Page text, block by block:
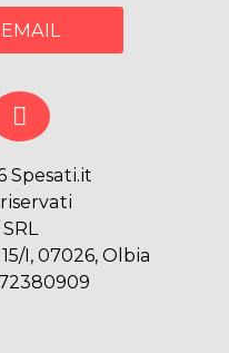
Spesati.it
I, 07026, Olbia